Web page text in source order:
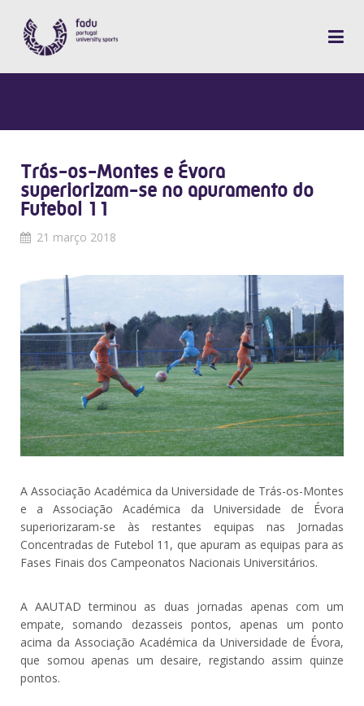
Trás-os-Montes e Évora
superiorizam-se no apuramento do
Futebol 11
21 março 2018
A Associação Académica da Universidade de Trás-os-Montes
e a Associação Académica da Universidade de Évora
superiorizaram-se às restantes equipas nas Jornadas
Concentradas de Futebol 11, que apuram as equipas para as
Fases Finais dos Campeonatos Nacionais Universitários.
A AAUTAD terminou as duas jornadas apenas com um
empate, somando dezasseis pontos, apenas um ponto
acima da Associação Académica da Universidade de Évora,
que somou apenas um desaire, registando assim quinze
pontos.